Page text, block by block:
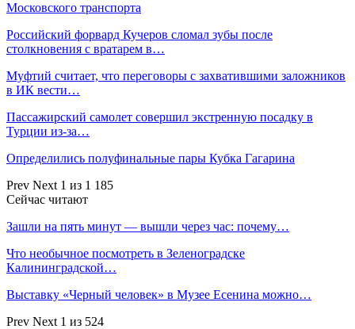
Московского транспорта
Российский форвард Кучеров сломал зубы после
столкновения с вратарем в…
Муфтий считает, что переговоры с захватившими заложников
в ИК вести…
Пассажирский самолет совершил экстренную посадку в
Турции из-за…
Определились полуфинальные пары Кубка Гагарина
Prev Next 1 из 1 185
Сейчас читают
Зашли на пять минут — вышли через час: почему…
Что необычное посмотреть в Зеленоградске
Калининградской…
Выставку «Черный человек» в Музее Есенина можно…
Prev Next 1 из 524